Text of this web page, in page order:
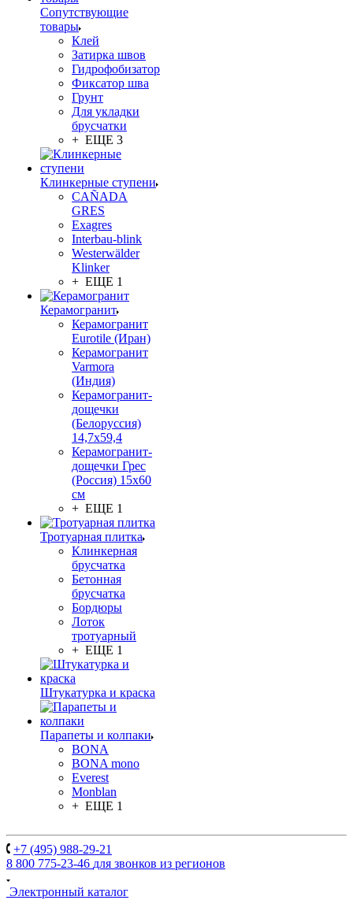
Сопутствующие
товары
Клей
Затирка швов
Гидрофобизатор
Фиксатор шва
Грунт
Для укладки
брусчатки
+ ЕЩЕ 3
Клинкерные ступени
CAÑADA
GRES
Exagres
Interbau-blink
Westerwälder
Klinker
+ ЕЩЕ 1
Керамогранит
Керамогранит
Eurotile (Иран)
Керамогранит
Varmora
(Индия)
Керамогранит-
дощечки
(Белоруссия)
14,7x59,4
Керамогранит-
дощечки Грес
(Россия) 15х60
см
+ ЕЩЕ 1
Тротуарная плитка
Клинкерная
брусчатка
Бетонная
брусчатка
Бордюры
Лоток
тротуарный
+ ЕЩЕ 1
Штукатурка и краска
Парапеты и колпаки
BONA
BONA mono
Everest
Monblan
+ ЕЩЕ 1
+7 (495) 988-29-21
8 800 775-23-46 для звонков из регионов
Электронный каталог